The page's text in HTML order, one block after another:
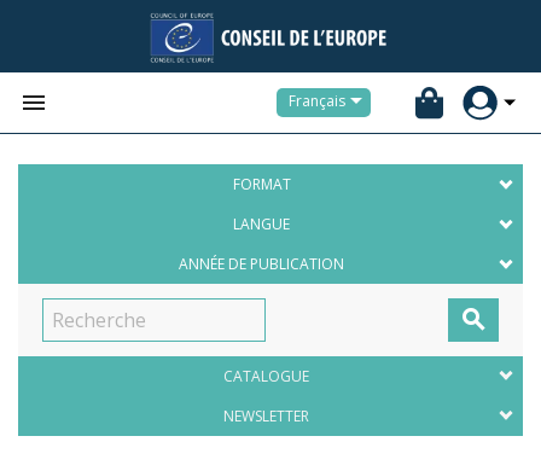
 Français
FORMAT
LANGUE
ANNÉE DE PUBLICATION

CATALOGUE
NEWSLETTER